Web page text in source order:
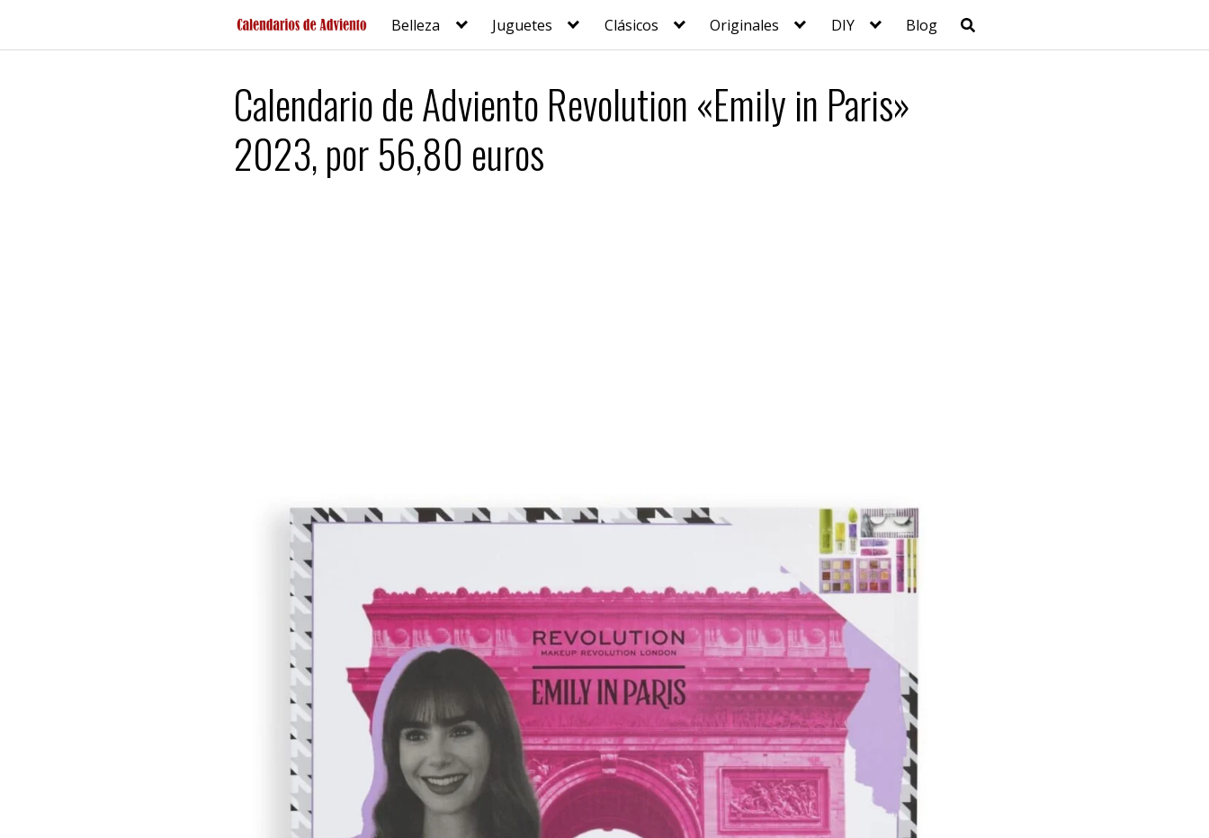
contenido
Belleza Juguetes Clásicos Originales DIY Blog
Calendario de Adviento Revolution «Emily in Paris»
2023, por 56,80 euros